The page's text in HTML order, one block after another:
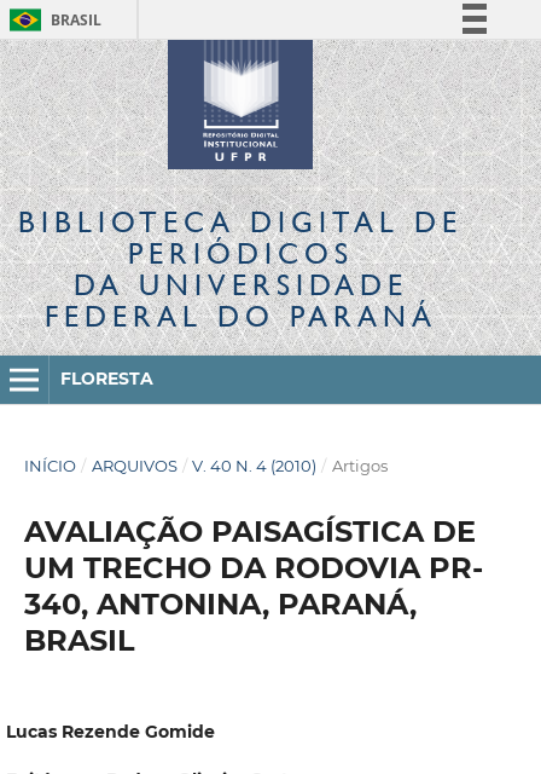
BRASIL
Simplifique!
Comunica BR
Participe
Acesso à informação
Legislação
Canais
BIBLIOTECA DIGITALDE
PERIÓDICOS
DA UNIVERSIDADE
FEDERAL DO PARANÁ
FLORESTA
INÍCIO / ARQUIVOS / V. 40 N. 4 (2010) / Artigos
AVALIAÇÃO PAISAGÍSTICA DE
UM TRECHO DA RODOVIA PR-
340, ANTONINA, PARANÁ,
BRASIL
Lucas Rezende Gomide